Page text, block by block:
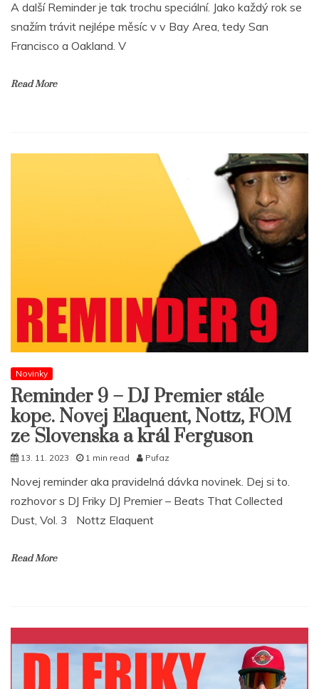
A další Reminder je tak trochu speciální. Jako každý rok se
snažím trávit nejlépe měsíc v v Bay Area, tedy San
Francisco a Oakland. V
Read More
Novinky
Reminder 9 – DJ Premier stále
kope. Novej Elaquent, Nottz, FOM
ze Slovenska a král Ferguson
13. 11. 2023 1 min read Pufaz
Novej reminder aka pravidelná dávka novinek. Dej si to.
rozhovor s DJ Friky DJ Premier – Beats That Collected
Dust, Vol. 3 Nottz Elaquent
Read More